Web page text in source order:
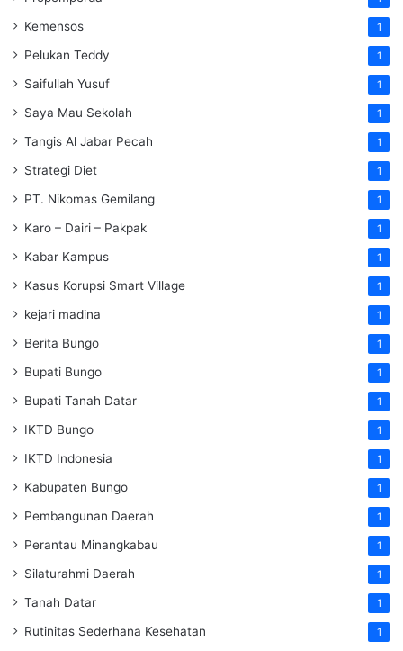
Kemensos 1
Pelukan Teddy 1
Saifullah Yusuf 1
Saya Mau Sekolah 1
Tangis Al Jabar Pecah 1
Strategi Diet 1
PT. Nikomas Gemilang 1
Karo – Dairi – Pakpak 1
Kabar Kampus 1
Kasus Korupsi Smart Village 1
kejari madina 1
Berita Bungo 1
Bupati Bungo 1
Bupati Tanah Datar 1
IKTD Bungo 1
IKTD Indonesia 1
Kabupaten Bungo 1
Pembangunan Daerah 1
Perantau Minangkabau 1
Silaturahmi Daerah 1
Tanah Datar 1
Rutinitas Sederhana Kesehatan 1